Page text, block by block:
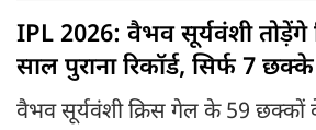
IPL 2026: वैभव सूर्यवंशी तोड़ेंगे
साल पुराना रिकॉर्ड, सिर्फ 7
वैभव सूर्यवंशी क्रिस गेल के 59 छक्कों के